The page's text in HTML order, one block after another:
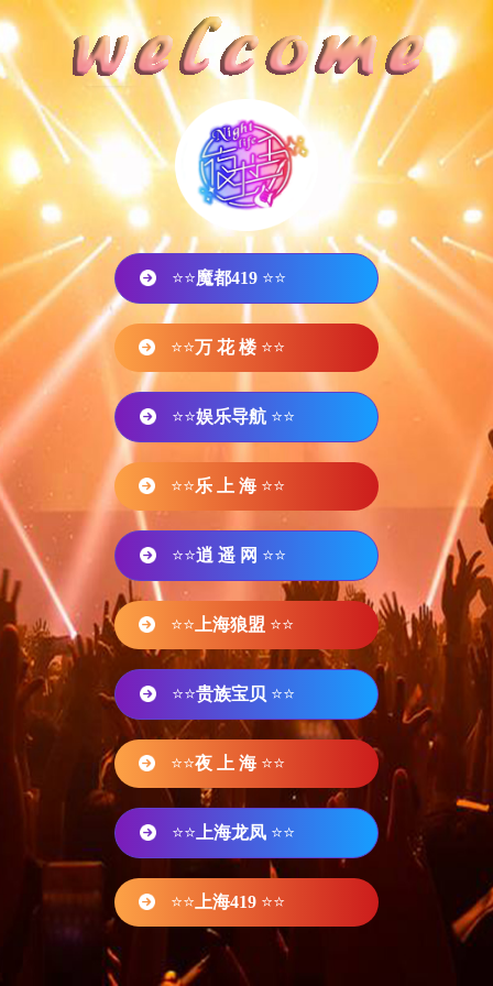
⭐⭐魔都419 ⭐⭐
⭐⭐万 花 楼 ⭐⭐
⭐⭐娱乐导航 ⭐⭐
⭐⭐乐 上 海 ⭐⭐
⭐⭐逍 遥 网 ⭐⭐
⭐⭐ 上海狼盟 ⭐⭐
⭐⭐贵族宝贝 ⭐⭐
⭐⭐夜 上 海 ⭐⭐
⭐⭐ 上海龙凤 ⭐⭐
⭐⭐ 上海419 ⭐⭐